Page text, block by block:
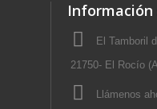
El Tamboril
21750- El Rocío
Llámenos